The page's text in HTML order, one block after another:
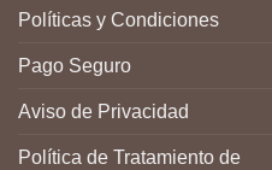
Políticas y Condiciones
Pago Seguro
Aviso de Privacidad
Política de Tratamiento de